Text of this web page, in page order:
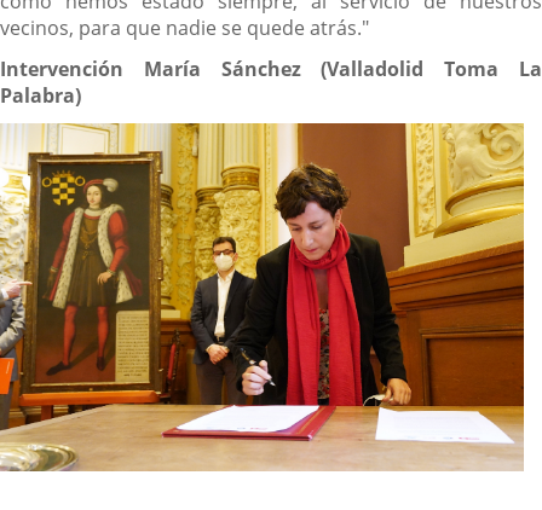
vecinos, para que nadie se quede atrás."
Intervención María Sánchez (Valladolid Toma La
Palabra)